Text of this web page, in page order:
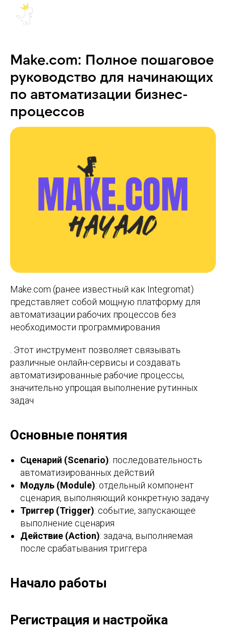
Make.com: Полное пошаговое
руководство для начинающих
по автоматизации бизнес-
процессов
Make.com (ранее известный как Integromat)
представляет собой мощную платформу для
автоматизации рабочих процессов без
необходимости программирования
. Этот инструмент позволяет связывать
различные онлайн-сервисы и создавать
автоматизированные рабочие процессы,
значительно упрощая выполнение рутинных
задач
Основные понятия
Сценарий (Scenario): последовательность
автоматизированных действий
Модуль (Module): отдельный компонент
сценария, выполняющий конкретную задачу
Триггер (Trigger): событие, запускающее
выполнение сценария
Действие (Action): задача, выполняемая
после срабатывания триггера
Начало работы
Регистрация и настройка